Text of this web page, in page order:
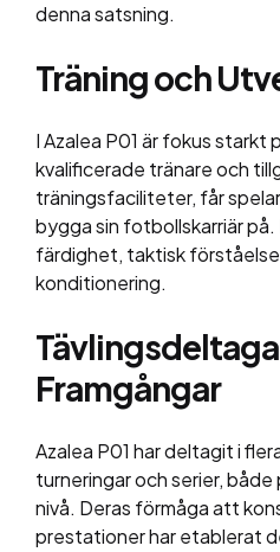
denna satsning.
Träning och
I Azalea P01 är fokus starkt
kvalificerade tränare och
träningsfaciliteter, får
bygga sin fotbollskarriär
färdighet, taktisk
konditionering.
Framgångar
Azalea P01 har deltagit i
turneringar och serier, både
nivå. Deras förmåga att
prestationer har etablerat